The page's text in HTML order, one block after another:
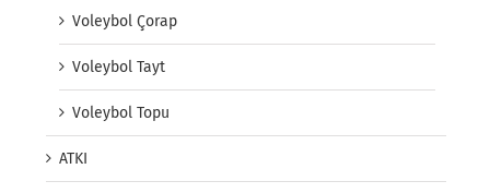
Voleybol Çorap
Voleybol Tayt
Voleybol Topu
ATKI